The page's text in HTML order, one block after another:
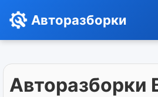
Авторазборки
Авторазборки